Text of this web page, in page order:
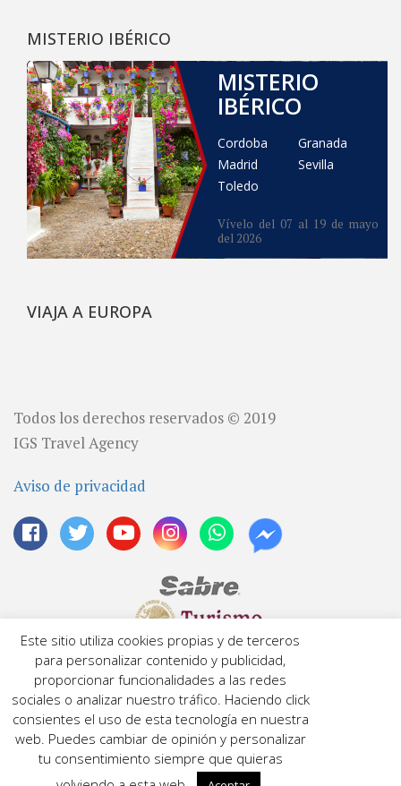
MISTERIO IBÉRICO
MISTERIO
IBÉRICO
Cordoba
Granada
Madrid
Sevilla
Toledo
Vívelo del 07 al 19 de mayo
del 2026
VIAJA A EUROPA
Todos los derechos reservados © 2019
IGS Travel Agency
Aviso de privacidad
Licencia: 04200670149
Número de RNT: 042006701e06f
SAT ID CIF 15010657730
RECIBA ANTES QUE NADIE PROMOCIONES Y
DESCUENTOS
Este sitio utiliza cookies propias y de terceros
para personalizar contenido y publicidad,
proporcionar funcionalidades a las redes
sociales o analizar nuestro tráfico. Haciendo click
consientes el uso de esta tecnología en nuestra
web. Puedes cambiar de opinión y personalizar
tu consentimiento siempre que quieras